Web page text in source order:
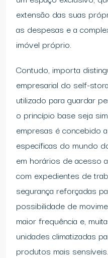
extensão das suas
as despesas e a
imóvel próprio.
Contudo, importa
empresarial do self-
utilizado para guardar
o princípio base seja
empresas é concebido
específicas do mundo
em horários de acesso
com expedientes de
segurança reforçadas
possibilidade de
maior frequência e,
unidades climatizadas
produtos mais